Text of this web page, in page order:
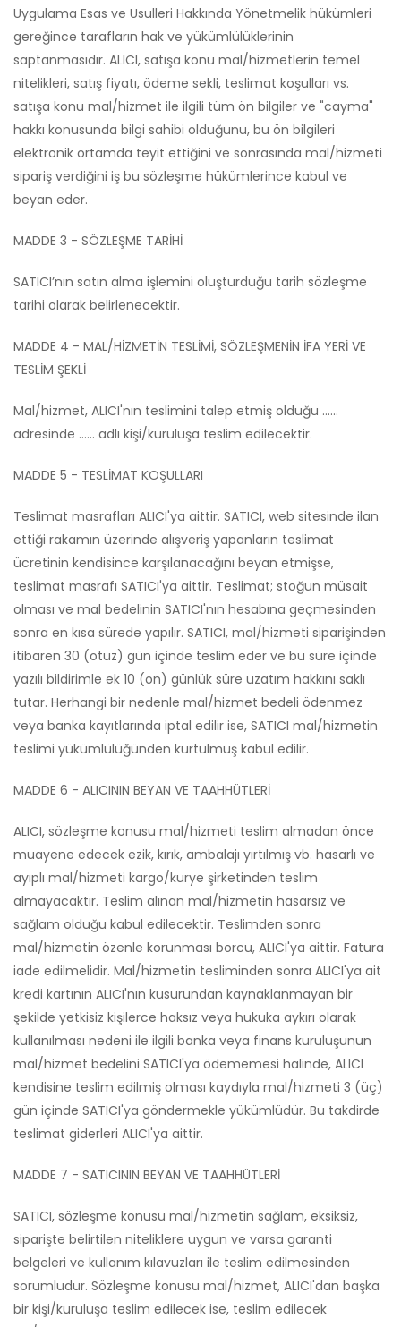
Uygulama Esas ve Usulleri Hakkında Yönetmelik hükümleri
gereğince tarafların hak ve yükümlülüklerinin
saptanmasıdır. ALICI, satışa konu mal/hizmetlerin temel
nitelikleri, satış fiyatı, ödeme sekli, teslimat koşulları vs.
satışa konu mal/hizmet ile ilgili tüm ön bilgiler ve "cayma"
hakkı konusunda bilgi sahibi olduğunu, bu ön bilgileri
elektronik ortamda teyit ettiğini ve sonrasında mal/hizmeti
sipariş verdiğini iş bu sözleşme hükümlerince kabul ve
beyan eder.
MADDE 3 - SÖZLEŞME TARİHİ
SATICI’nın satın alma işlemini oluşturduğu tarih sözleşme
tarihi olarak belirlenecektir.
MADDE 4 - MAL/HİZMETİN TESLİMİ, SÖZLEŞMENİN İFA YERİ VE
TESLİM ŞEKLİ
Mal/hizmet, ALICI'nın teslimini talep etmiş olduğu ......
adresinde ...... adlı kişi/kuruluşa teslim edilecektir.
MADDE 5 - TESLİMAT KOŞULLARI
Teslimat masrafları ALICI'ya aittir. SATICI, web sitesinde ilan
ettiği rakamın üzerinde alışveriş yapanların teslimat
ücretinin kendisince karşılanacağını beyan etmişse,
teslimat masrafı SATICI'ya aittir. Teslimat; stoğun müsait
olması ve mal bedelinin SATICI'nın hesabına geçmesinden
sonra en kısa sürede yapılır. SATICI, mal/hizmeti siparişinden
itibaren 30 (otuz) gün içinde teslim eder ve bu süre içinde
yazılı bildirimle ek 10 (on) günlük süre uzatım hakkını saklı
tutar. Herhangi bir nedenle mal/hizmet bedeli ödenmez
veya banka kayıtlarında iptal edilir ise, SATICI mal/hizmetin
teslimi yükümlülüğünden kurtulmuş kabul edilir.
MADDE 6 - ALICININ BEYAN VE TAAHHÜTLERİ
ALICI, sözleşme konusu mal/hizmeti teslim almadan önce
muayene edecek ezik, kırık, ambalajı yırtılmış vb. hasarlı ve
ayıplı mal/hizmeti kargo/kurye şirketinden teslim
almayacaktır. Teslim alınan mal/hizmetin hasarsız ve
sağlam olduğu kabul edilecektir. Teslimden sonra
mal/hizmetin özenle korunması borcu, ALICI'ya aittir. Fatura
iade edilmelidir. Mal/hizmetin tesliminden sonra ALICI'ya ait
kredi kartının ALICI'nın kusurundan kaynaklanmayan bir
şekilde yetkisiz kişilerce haksız veya hukuka aykırı olarak
kullanılması nedeni ile ilgili banka veya finans kuruluşunun
mal/hizmet bedelini SATICI'ya ödememesi halinde, ALICI
kendisine teslim edilmiş olması kaydıyla mal/hizmeti 3 (üç)
gün içinde SATICI'ya göndermekle yükümlüdür. Bu takdirde
teslimat giderleri ALICI'ya aittir.
MADDE 7 - SATICININ BEYAN VE TAAHHÜTLERİ
SATICI, sözleşme konusu mal/hizmetin sağlam, eksiksiz,
siparişte belirtilen niteliklere uygun ve varsa garanti
belgeleri ve kullanım kılavuzları ile teslim edilmesinden
sorumludur. Sözleşme konusu mal/hizmet, ALICI'dan başka
bir kişi/kuruluşa teslim edilecek ise, teslim edilecek